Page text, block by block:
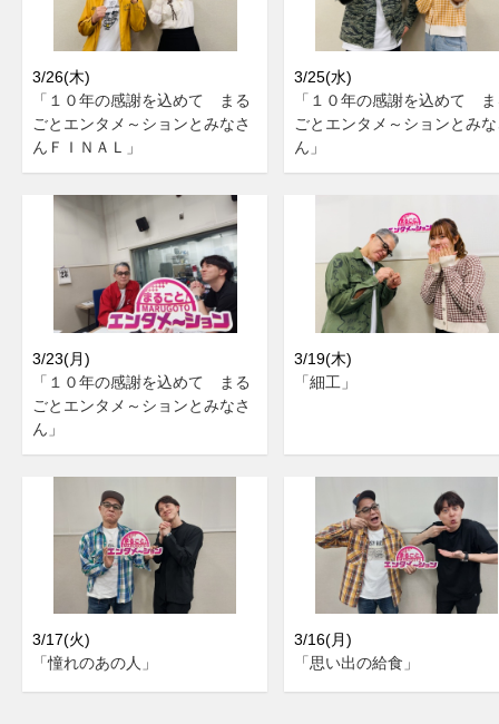
3/26(木)
「１０年の感謝を込めて まる
ごとエンタメ～ションとみなさ
んＦＩＮＡＬ」
3/25(水)
「１０年の感謝を込めて
ごとエンタメ～ションとみ
ん」
3/23(月)
「１０年の感謝を込めて まる
ごとエンタメ～ションとみなさ
ん」
3/19(木)
「細工」
3/17(火)
「憧れのあの人」
3/16(月)
「思い出の給食」